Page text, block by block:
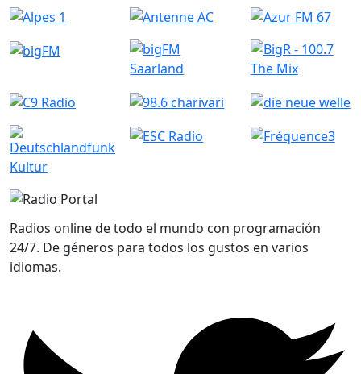
Radios online de todo el mundo con programación
24/7. De géneros para todos los gustos en varios
idiomas.